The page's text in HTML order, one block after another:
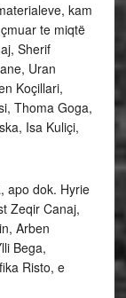
kam
te miqtë
Sherif
Uran
Koçillari,
Thoma Goga,
Isa Kuliçi,
apo dok. Hyrie
Zeqir Canaj,
Arben
Bega,
Risto, e